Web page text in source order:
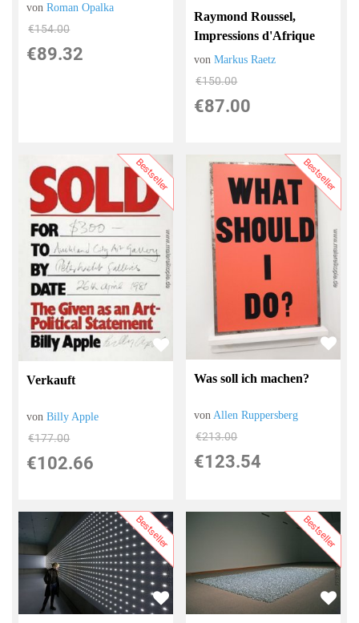
vonRoman Opalka
€154.00
€89.32
Raymond Roussel,
Impressions d'Afrique
vonMarkus Raetz
€150.00
€87.00
Bestseller
Verkauft
vonBilly Apple
€177.00
€102.66
Bestseller
Was soll ich machen?
von Allen Ruppersberg
€213.00
€123.54
Bestseller Bestseller